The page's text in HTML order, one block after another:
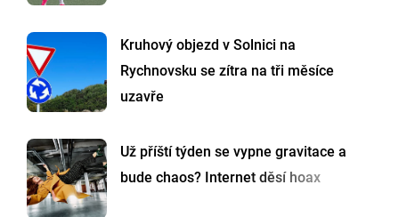
Kruhový objezd v Solnici na
Rychnovsku se zítra na tři měsíce
uzavře
Už příští týden se vypne gravitace a
bude chaos? Internet děsí hoax